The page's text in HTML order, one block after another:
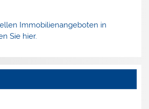
Immobilienangeboten in
Sie hier.